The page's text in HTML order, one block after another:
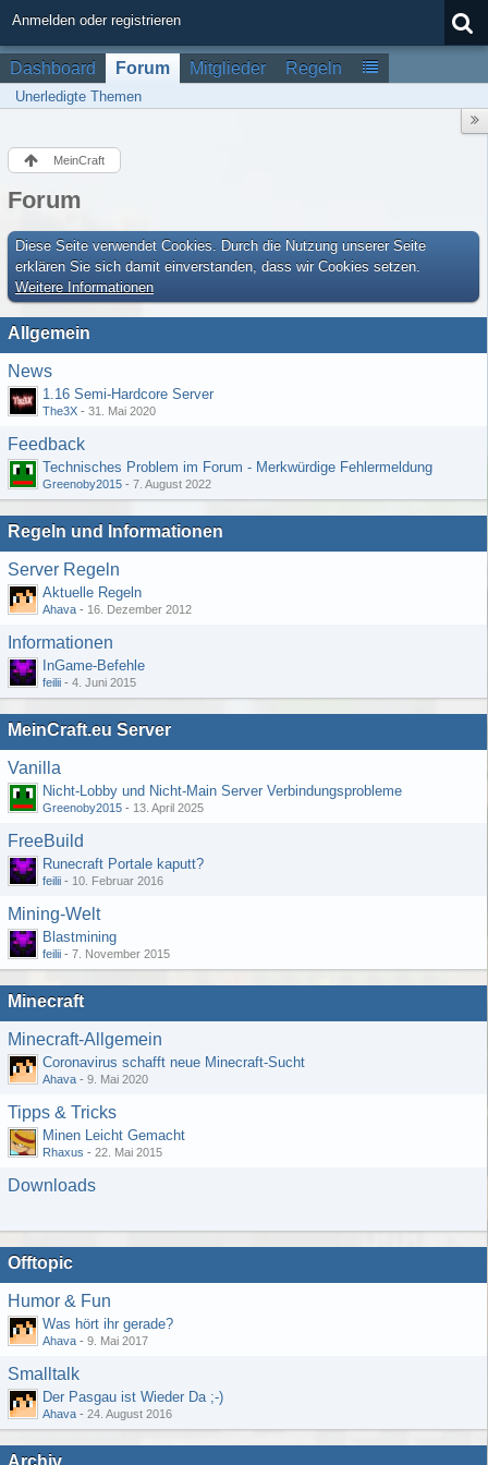
Anmelden oder registrieren
Dashboard Forum Mitglieder Regeln
Unerledigte Themen
MeinCraft
Forum
Diese Seite verwendet Cookies. Durch die Nutzung unserer Seite
erklären Sie sich damit einverstanden, dass wir Cookies setzen.
Weitere Informationen
Allgemein
News
1.16 Semi-Hardcore Server
The3X - 31. Mai 2020
Feedback
Technisches Problem im Forum - Merkwürdige Fehlermeldung
Greenoby2015 - 7. August 2022
Regeln und Informationen
Server Regeln
Aktuelle Regeln
Ahava - 16. Dezember 2012
Informationen
InGame-Befehle
feilii - 4. Juni 2015
MeinCraft.eu Server
Vanilla
Nicht-Lobby und Nicht-Main Server Verbindungsprobleme
Greenoby2015 - 13. April 2025
FreeBuild
Runecraft Portale kaputt?
feilii - 10. Februar 2016
Mining-Welt
Blastmining
feilii - 7. November 2015
Minecraft
Minecraft-Allgemein
Coronavirus schafft neue Minecraft-Sucht
Ahava - 9. Mai 2020
Tipps & Tricks
Minen Leicht Gemacht
Rhaxus - 22. Mai 2015
Downloads
Offtopic
Humor & Fun
Was hört ihr gerade?
Ahava - 9. Mai 2017
Smalltalk
Der Pasgau ist Wieder Da ;-)
Ahava - 24. August 2016
Archiv